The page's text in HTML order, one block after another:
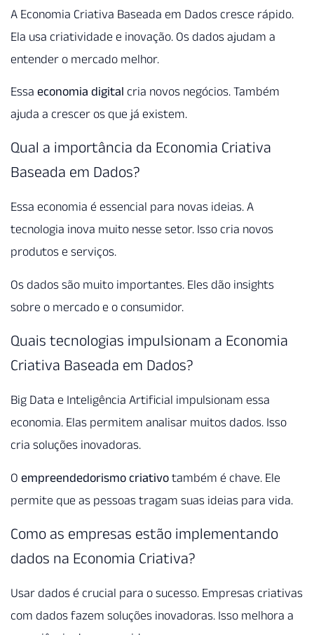
A Economia Criativa Baseada em Dados cresce rápido.
Ela usa criatividade e inovação. Os dados ajudam a
entender o mercado melhor.
Essa economia digital cria novos negócios. Também
ajuda a crescer os que já existem.
Qual a importância da Economia Criativa
Baseada em Dados?
Essa economia é essencial para novas ideias. A
tecnologia inova muito nesse setor. Isso cria novos
produtos e serviços.
Os dados são muito importantes. Eles dão insights
sobre o mercado e o consumidor.
Quais tecnologias impulsionam a Economia
Criativa Baseada em Dados?
Big Data e Inteligência Artificial impulsionam essa
economia. Elas permitem analisar muitos dados. Isso
cria soluções inovadoras.
O empreendedorismo criativo também é chave. Ele
permite que as pessoas tragam suas ideias para vida.
Como as empresas estão implementando
dados na Economia Criativa?
Usar dados é crucial para o sucesso. Empresas criativas
com dados fazem soluções inovadoras. Isso melhora a